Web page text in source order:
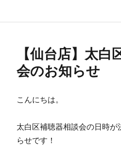
【仙台店】太白
会のお知らせ
こんにちは。
太白区補聴器相談会の日時が
らせです！